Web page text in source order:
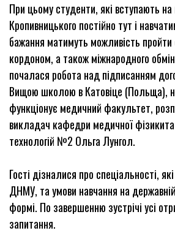
При цьому студенти, які вступають
Кропивницького постійно тут і
бажання матимуть можливість пройти
кордоном, а також міжнародного
почалася робота над підписанням
Вищою школою в Катовіце (Польща),
функціонує медичний факультет,
викладач кафедри медичної
технологій №2 Ольга Лунгол.
Гості дізналися про спеціальності,
ДНМУ, та умови навчання на
формі. По завершенню зустрічі усі
запитання.